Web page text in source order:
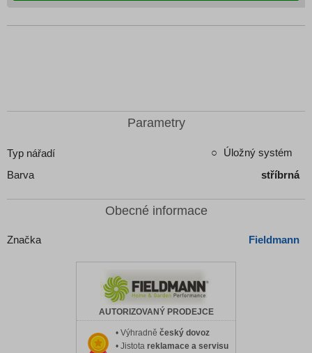
Parametry
Typ nářadí
Úložný systém
Barva
stříbrná
Obecné informace
Značka Fieldmann
AUTORIZOVANÝ PRODEJCE
• Výhradně český dovoz
• Jistota reklamace a servisu